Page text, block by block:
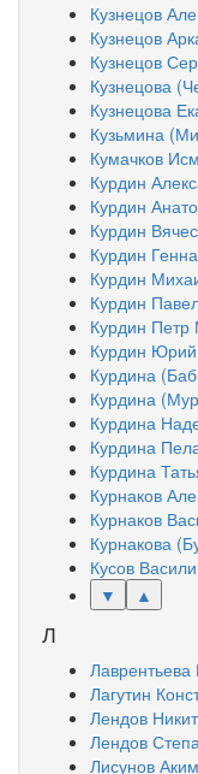
Кузнецов
Кузнецов
Кузнецов
Кузнецова
Кузнецова
Кузьмина
Кумачков
Курдин
Курдин
Курдин
Курдин
Курдин
Курдин
Курдин Петр
Курдин
Курдина
Курдина
Курдина
Курдина
Курдина
Курнаков
Курнаков
Курнакова
Кусов
▼
▲
Л
Лаврентьева
Лагутин
Лендов
Лендов
Лисунов